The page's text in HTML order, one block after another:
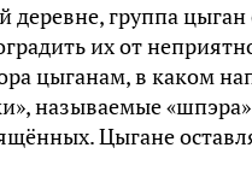
группа
их от
цыганам, в каком
называемые «шпэра»
Цыгане